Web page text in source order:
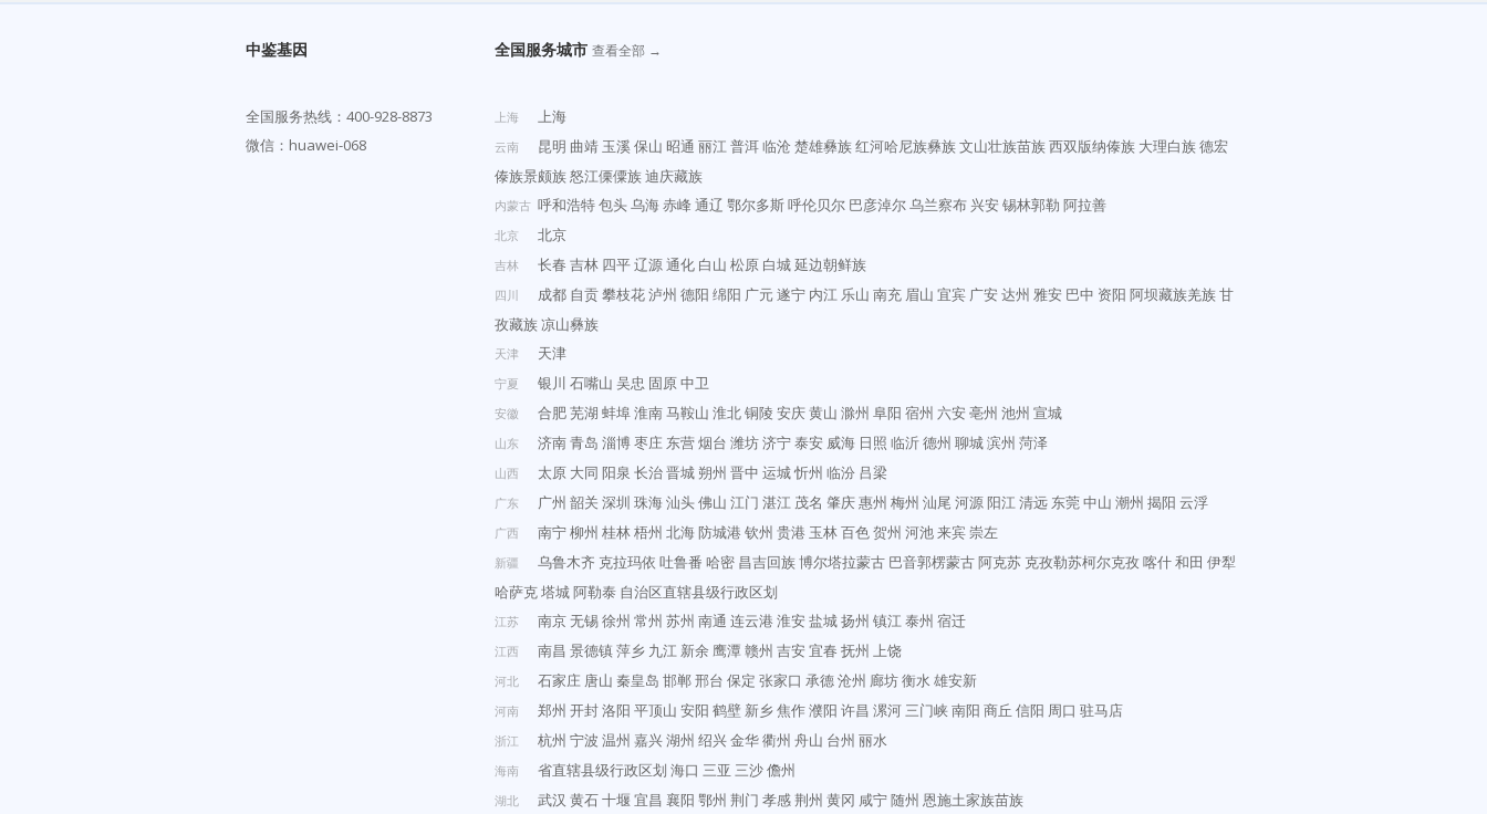
中鉴基因
全国服务热线： 400-928-8873
微信：huawei-068
全国服务城市 查看全部 →
上海 上海
云南 昆明 曲靖 玉溪保山 昭通 丽江 普洱临沧楚雄彝族红河哈尼族彝族文山壮族苗族西双版纳傣族 大理白族德宏
傣族景颇族怒江傈僳族迪庆藏族
内蒙古 呼和浩特包头乌海赤峰通辽 鄂尔多斯呼伦贝尔 巴彦淖尔乌兰察布 兴安锡林郭勒 阿拉善
北京 北京
吉林 长春 吉林 四平辽源通化 白山 松原 白城延边朝鲜族
四川 成都 自贡攀枝花泸州 德阳 绵阳 广元遂宁 内江 乐山 南充 眉山 宜宾 广安达州 雅安 巴中 资阳 阿坝藏族羌族甘
孜藏族凉山彝族
天津 天津
宁夏 银川 石嘴山 吴忠 固原中卫
安徽 合肥芜湖 蚌埠淮南马鞍山 淮北铜陵 安庆黄山 滁州 阜阳 宿州 六安亳州 池州 宣城
山东 济南青岛 淄博枣庄 东营烟台 潍坊济宁泰安 威海 日照 临沂德州 聊城滨州 菏泽
山西 太原 大同 阳泉 长治晋城朔州 晋中 运城忻州 临汾 吕梁
广东 广州 韶关 深圳 珠海汕头佛山 江门 湛江 茂名 肇庆惠州 梅州 汕尾 河源阳江 清远 东莞中山 潮州 揭阳 云浮
广西 南宁柳州 桂林梧州 北海防城港钦州 贵港 玉林百色贺州 河池来宾崇左
新疆 乌鲁木齐 克拉玛依 吐鲁番 哈密 昌吉回族博尔塔拉蒙古 巴音郭楞蒙古阿克苏 克孜勒苏柯尔克孜喀什和田 伊犁
哈萨克塔城阿勒泰 自治区直辖县级行政区划
江苏 南京无锡徐州 常州 苏州 南通 连云港淮安盐城扬州 镇江 泰州 宿迁
江西 南昌 景德镇萍乡 九江 新余 鹰潭 赣州 吉安宜春 抚州 上饶
河北 石家庄 唐山 秦皇岛 邯郸邢台 保定 张家口 承德沧州 廊坊衡水 雄安新
河南 郑州 开封洛阳 平顶山 安阳 鹤壁 新乡焦作濮阳 许昌 漯河 三门峡南阳 商丘 信阳 周口 驻马店
浙江 杭州 宁波 温州 嘉兴湖州 绍兴金华衢州 舟山 台州 丽水
海南 省直辖县级行政区划 海口 三亚 三沙儋州
湖北 武汉 黄石十堰 宜昌 襄阳 鄂州 荆门 孝感荆州 黄冈 咸宁随州 恩施土家族苗族